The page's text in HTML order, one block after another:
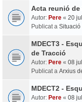
Acta reunió de
Autor: Pere « 20
Publicat a Situació
MDECT3 -
de Tracció
Autor: Pere « 08
Publicat a Arxius
MDECT2 -
Autor: Pere « 08